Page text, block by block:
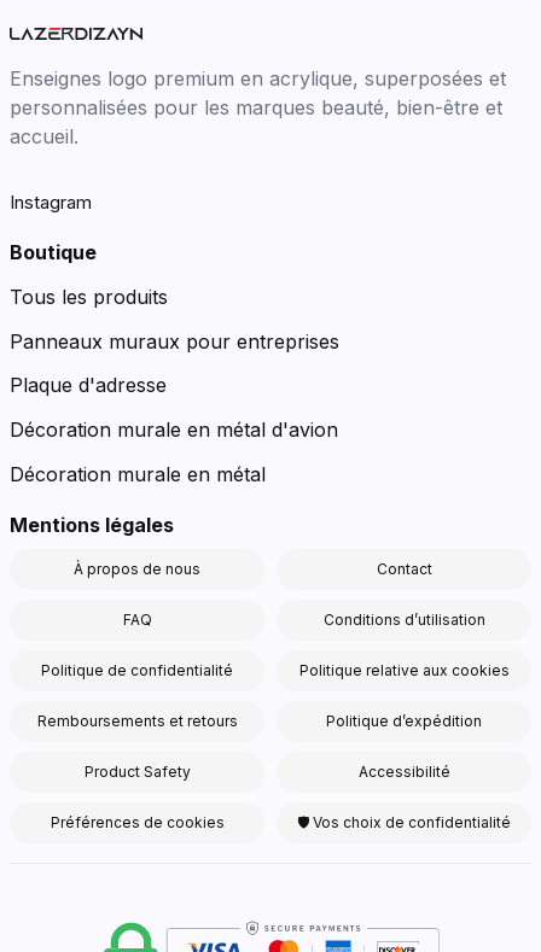
Enseignes logo premium en acrylique, superposées et
personnalisées pour les marques beauté, bien-être et
accueil.
Instagram
Boutique
Tous les produits
Panneaux muraux pour entreprises
Plaque d'adresse
Décoration murale en métal d'avion
Décoration murale en métal
Mentions légales
À propos de nous Contact
FAQ Conditions d’utilisation
Politique de confidentialité Politique relative aux cookies
Remboursements et retours Politique d’expédition
Product Safety Accessibilité
Préférences de cookies 🛡 Vos choix de confidentialité